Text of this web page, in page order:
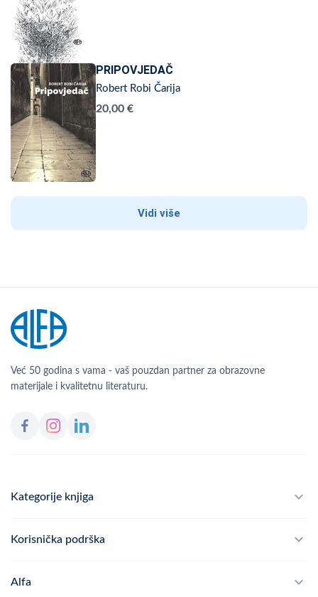
PRIPOVJEDAČ
Robert Robi Čarija
20,00 €
Vidi više
Već 50 godina s vama - vaš pouzdan partner za obrazovne
materijale i kvalitetnu literaturu.
Kategorije knjiga
Školski program
Korisnička podrška
Često postavljana pitanja
Alfa